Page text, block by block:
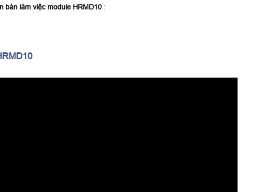
bàn làm việc module HRMD10 :